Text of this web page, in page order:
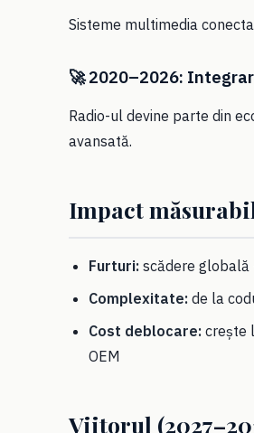
Sisteme multimedia
🚀 2020–2026:
Radio-ul devine parte din
avansată.
Impact
Furturi: scădere globală
Complexitate: de la
Cost deblocare: crește
OEM
Viitorul